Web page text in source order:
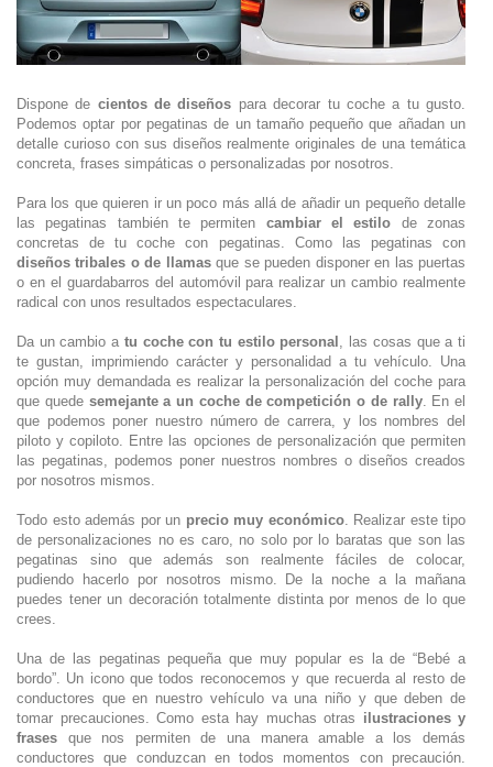
Dispone de cientos de diseños para decorar tu coche a tu gusto.
Podemos optar por pegatinas de un tamaño pequeño que añadan un
detalle curioso con sus diseños realmente originales de una temática
concreta, frases simpáticas o personalizadas por nosotros.
Para los que quieren ir un poco más allá de añadir un pequeño detalle
las pegatinas también te permiten cambiar el estilo de zonas
concretas de tu coche con pegatinas. Como las pegatinas con
diseños tribales o de llamasque se pueden disponer en las puertas
o en el guardabarros del automóvil para realizar un cambio realmente
radical con unos resultados espectaculares.
Da un cambio a tu coche con tu estilo personal , las cosas que a ti
te gustan, imprimiendo carácter y personalidad a tu vehículo. Una
opción muy demandada es realizar la personalización del coche para
que quede semejante a un coche de competición o de rally. En el
que podemos poner nuestro número de carrera, y los nombres del
piloto y copiloto. Entre las opciones de personalización que permiten
las pegatinas, podemos poner nuestros nombres o diseños creados
por nosotros mismos.
Todo esto además por un precio muy económico. Realizar este tipo
de personalizaciones no es caro, no solo por lo baratas que son las
pegatinas sino que además son realmente fáciles de colocar,
pudiendo hacerlo por nosotros mismo. De la noche a la mañana
puedes tener un decoración totalmente distinta por menos de lo que
crees.
Una de las pegatinas pequeña que muy popular es la de “Bebé a
bordo”. Un icono que todos reconocemos y que recuerda al resto de
conductores que en nuestro vehículo va una niño y que deben de
tomar precauciones. Como esta hay muchas otras ilustraciones y
frases que nos permiten de una manera amable a los demás
conductores que conduzcan en todos momentos con precaución.